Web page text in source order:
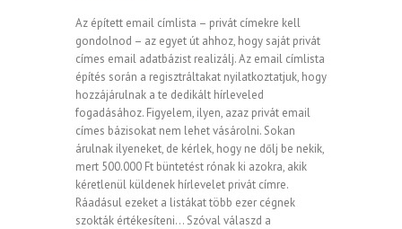
Az épített email címlista – privát címekre kell
gondolnod – az egyet út ahhoz, hogy saját privát
címes email adatbázist realizálj. Az email címlista
építés során a regisztráltakat nyilatkoztatjuk, hogy
hozzájárulnak a te dedikált hírleveled
fogadásához. Figyelem, ilyen, azaz privát email
címes bázisokat nem lehet vásárolni. Sokan
árulnak ilyeneket, de kérlek, hogy ne dőlj be nekik,
mert 500.000 Ft büntetést rónak ki azokra, akik
kéretlenül küldenek hírlevelet privát címre.
Ráadásul ezeket a listákat több ezer cégnek
szokták értékesíteni… Szóval válaszd a